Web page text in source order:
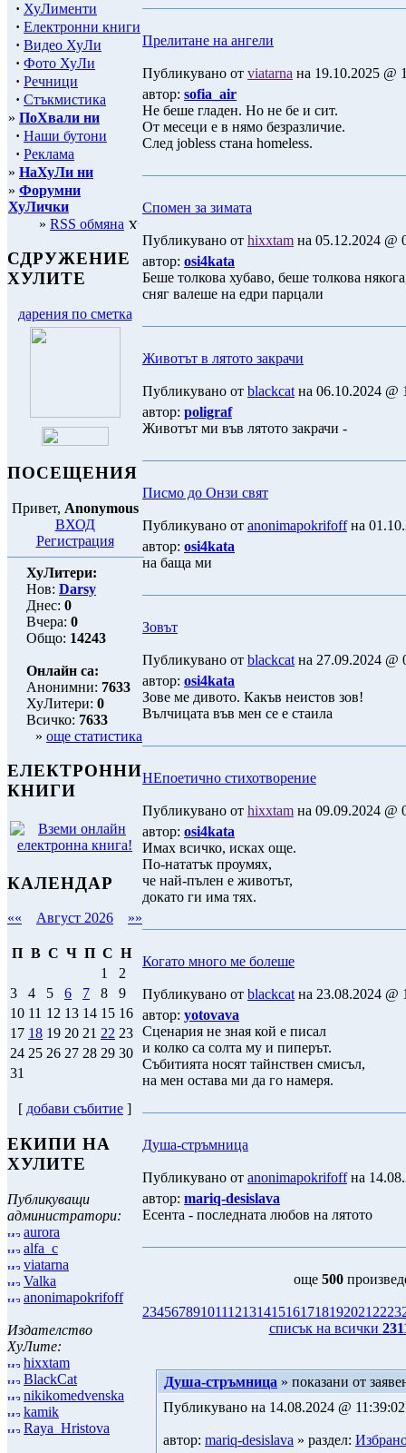
· ХуЛименти
· Електронни книги
· Видео ХуЛи
· Фото ХуЛи
· Речници
· Стъкмистика
» ПоХвали ни
· Наши бутони
· Реклама
» НаХуЛи ни
» Форумни
ХуЛички
» RSS обмяна
СДРУЖЕНИЕ
ХУЛИТЕ
дарения по сметка
ПОСЕЩЕНИЯ
Привет, Anonymous
ВХОД
Регистрация
ХуЛитери:
Нов: Darsy
Днес: 0
Вчера: 0
Общо: 14243
Онлайн са:
Анонимни: 7633
ХуЛитери: 0
Всичко: 7633
» още статистика
ЕЛЕКТРОННИ
КНИГИ
КАЛЕНДАР
«« Август 2026 »»
П В С Ч П С Н
1
2
3
4 5 6 7 8
9
10 11 12 13 14 15 16
17 18 19 20 21 22 23
24 25 26 27 28 29 30
31
[ добави събитие ]
ЕКИПИ НА
ХУЛИТЕ
Публикуващи
администратори:
aurora
alfa_c
viatarna
Valka
anonimapokrifoff
Издателство
ХуЛите:
hixxtam
BlackCat
nikikomedvenska
kamik
Raya_Hristova
Прелитане на ангели
Публикувано от viatarna на 19.10.2025 @
автор: sofia_air
Не беше гладен. Но не бе и сит.
От месеци е в нямо безразличие.
След jobless стана homeless.
Спомен за зимата
Публикувано от hixxtam на 05.12.2024 @
автор: osi4kata
Беше толкова хубаво, беше толкова
сняг валеше на едри парцали
Животът в лятото закрачи
Публикувано от blackcat на 06.10.2024 @
автор: poligraf
Животът ми във лятото закрачи -
Писмо до Онзи свят
Публикувано от anonimapokrifoffна
автор: osi4kata
на баща ми
Зовът
Публикувано от blackcat на 27.09.2024 @
автор: osi4kata
Зове ме дивото. Какъв неистов зов!
Вълчицата във мен се е стаила
НЕпоетично стихотворение
Публикувано от hixxtam на 09.09.2024 @
автор: osi4kata
Имах всичко, исках още.
По-нататък проумях,
че най-пълен е животът,
докато ги има тях.
Когато много ме болеше
Публикувано от blackcat на 23.08.2024 @
автор: yotovava
Сценария не зная кой е писал
и колко са солта му и пиперът.
Събитията носят тайнствен смисъл,
на мен остава ми да го намеря.
Душа-стръмница
Публикувано от anonimapokrifoffна
автор: mariq-desislava
Есента - последната любов на лятото
още 500
23456789101112131415161718192021 2223
списък на всички
Душа-стръмница » показани от
Публикувано на 14.08.2024 @
автор: mariq-desislava » раздел: